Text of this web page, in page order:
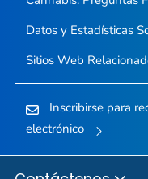
Datos y Estadísticas
Sitios Web
Inscribirse para
electrónico